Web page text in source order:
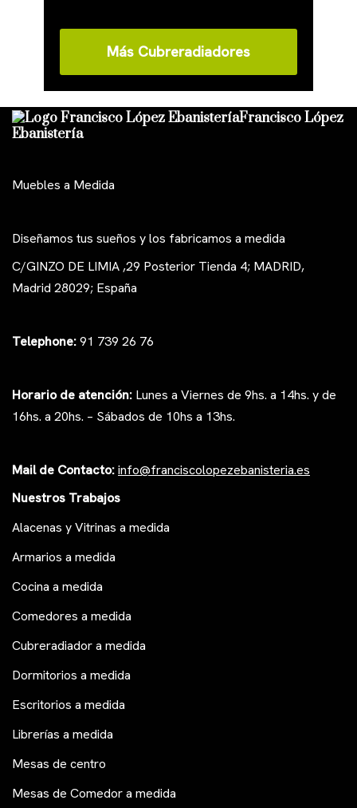
Más Cubreradiadores
Francisco López
Ebanistería
Muebles a Medida
Diseñamos tus sueños y los fabricamos a medida
C/GINZO DE LIMIA ,29 Posterior Tienda 4; MADRID,
Madrid 28029; España
Telephone:91 739 26 76
Horario de atención: Lunes a Viernes de 9hs. a 14hs. y de
16hs. a 20hs. – Sábados de 10hs a 13hs.
Mail de Contacto:info@franciscolopezebanisteria.es
Nuestros Trabajos
Alacenas y Vitrinas a medida
Armarios a medida
Cocina a medida
Comedores a medida
Cubreradiador a medida
Dormitorios a medida
Escritorios a medida
Librerías a medida
Mesas de centro
Mesas de Comedor a medida